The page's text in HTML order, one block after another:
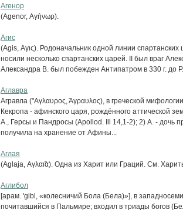
Агенор
(Agenor, Αγήνωρ).
Агис
(Agis, Αγις). Родоначальник одной линии
носили несколько спартанских царей. II был враг
Александра В. был побежден Антипатром в 330 г. до Р.
Аглавра
Агравла ("Αγλαυρος, Άγραυλος), в греческой
Кекропа - афинского царя, рождённого аттической
А., Герсы и Пандросы (Apollod. Ill 14,1-2); 2) A. - дочь
получила на хранение от Афины...
Аглая
(Aglaja, Αγλαι̃α). Одна из Харит или Граций. См.
Аглибол
[арам. 'gibl, «колесничий Бола (Бела)»], в
почитавшийся в Пальмире; входил в триады богов